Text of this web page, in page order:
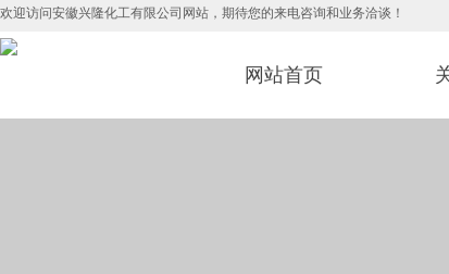
欢迎访问安徽兴隆化工有限公司
网站首页